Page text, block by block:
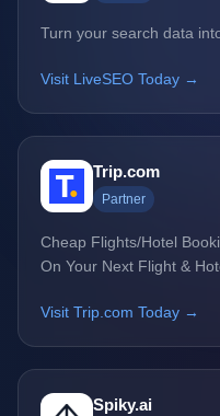
Turn your search data
Visit LiveSEO Today →
Trip.com
Partner
Cheap Flights/Hotel
On Your Next Flight &
Visit Trip.com Today →
Spiky.ai